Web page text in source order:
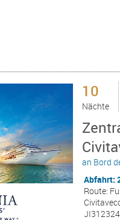
10
Nächte
an Bord
Abfahrt:
Route: